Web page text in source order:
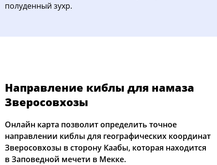
полуденный зухр.
Направление киблы для намаза
Зверосовхозы
Онлайн карта позволит определить точное
направлении киблы для географических координат
Зверосовхозы в сторону Каабы, которая находится
в Заповедной мечети в Мекке.